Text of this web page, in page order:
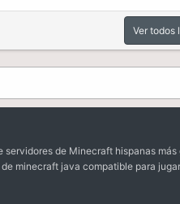
Ver todos
de Minecraft hispanas
minecraft java compatible para